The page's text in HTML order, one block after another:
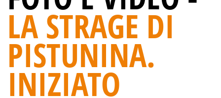
LA STRAGE DI
PISTUNINA.
INIZIATO